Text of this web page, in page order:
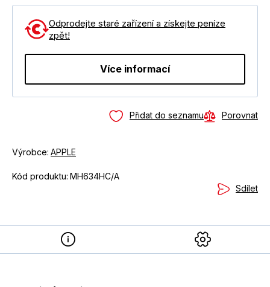
Odprodejte staré zařízení a získejte peníze
zpět!
Více informací
Přidat do seznamu Porovnat
Výrobce: APPLE
Kód produktu: MH634HC/A
Sdílet